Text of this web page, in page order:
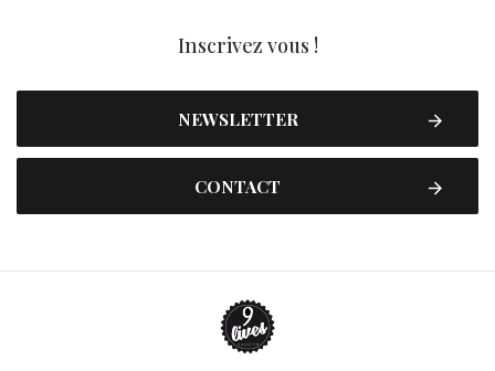
Inscrivez vous !
NEWSLETTER
CONTACT